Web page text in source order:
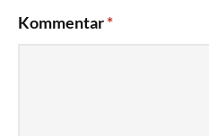
Kommentar*